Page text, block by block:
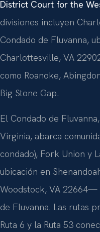
District Court for the
divisiones incluyen
Condado de Fluvanna,
Charlottesville, VA
como Roanoke,
Big Stone Gap.
El Condado de
Virginia, abarca
condado), Fork Union y
ubicación en
Woodstock, VA 22664—
de Fluvanna. Las rutas
Ruta 6 y la Ruta 53